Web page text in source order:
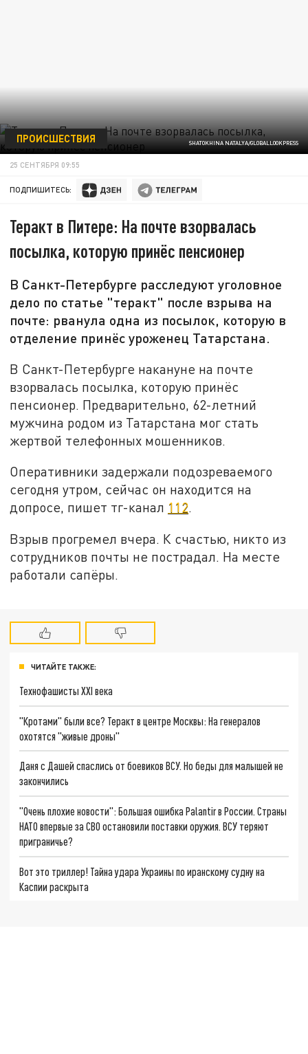
SHATОKHINA NATALYA/GLOBALLOOKPRESS
ПРОИСШЕСТВИЯ
25 СЕНТЯБРЯ 09:55
ПОДПИШИТЕСЬ:
Теракт в Питере: На почте взорвалась
посылка, которую принёс пенсионер
В Санкт-Петербурге расследуют уголовное
дело по статье "теракт" после взрыва на
почте: рванула одна из посылок, которую в
отделение принёс уроженец Татарстана.
В Санкт-Петербурге накануне на почте
взорвалась посылка, которую принёс
пенсионер. Предварительно, 62-летний
мужчина родом из Татарстана мог стать
жертвой телефонных мошенников.
Оперативники задержали подозреваемого
сегодня утром, сейчас он находится на
допросе, пишет тг-канал 112.
Взрыв прогремел вчера. К счастью, никто из
сотрудников почты не пострадал. На месте
работали сапёры.
ЧИТАЙТЕ ТАКЖЕ:
Технофашисты XXI века
"Кротами" были все? Теракт в центре Москвы: На генералов
охотятся "живые дроны"
Даня с Дашей спаслись от боевиков ВСУ. Но беды для малышей не
закончились
"Очень плохие новости": Большая ошибка Palantir в России. Страны
НАТО впервые за СВО остановили поставки оружия. ВСУ теряют
приграничье?
Вот это триллер! Тайна удара Украины по иранскому судну на
Каспии раскрыта